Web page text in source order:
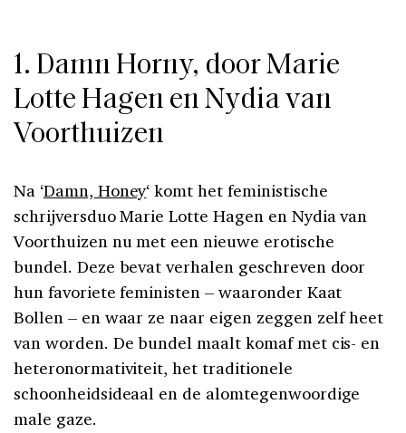
1. Damn Horny, door Marie
Lotte Hagen en Nydia van
Voorthuizen
Na ‘Damn, Honey‘ komt het feministische
schrijversduo Marie Lotte Hagen en Nydia van
Voorthuizen nu met een nieuwe erotische
bundel. Deze bevat verhalen geschreven door
hun favoriete feministen – waaronder Kaat
Bollen – en waar ze naar eigen zeggen zelf heet
van worden. De bundel maalt komaf met cis- en
heteronormativiteit, het traditionele
schoonheidsideaal en de alomtegenwoordige
male gaze.